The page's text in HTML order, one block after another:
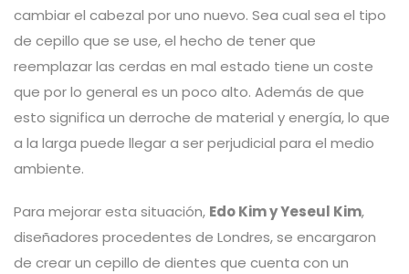
cambiar el cabezal por uno nuevo. Sea cual sea el tipo
de cepillo que se use, el hecho de tener que
reemplazar las cerdas en mal estado tiene un coste
que por lo general es un poco alto. Además de que
esto significa un derroche de material y energía, lo que
a la larga puede llegar a ser perjudicial para el medio
ambiente.
Para mejorar esta situación, Edo Kim y Yeseul Kim,
diseñadores procedentes de Londres, se encargaron
de crear un cepillo de dientes que cuenta con un